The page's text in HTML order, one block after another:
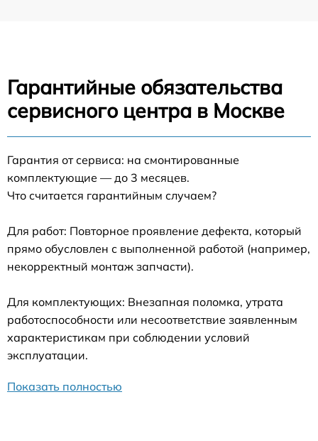
Гарантийные обязательства
сервисного центра в Москве
Гарантия от сервиса: на смонтированные
комплектующие — до 3 месяцев.
Что считается гарантийным случаем?
Для работ: Повторное проявление дефекта, который
прямо обусловлен с выполненной работой (например,
некорректный монтаж запчасти).
Для комплектующих: Внезапная поломка, утрата
работоспособности или несоответствие заявленным
характеристикам при соблюдении условий
эксплуатации.
Показать полностью